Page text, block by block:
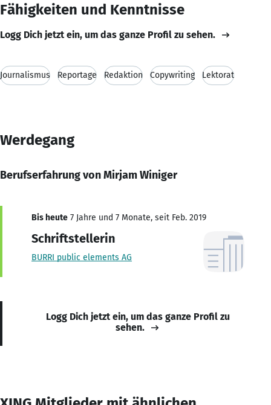
Fähigkeiten und Kenntnisse
Logg Dich jetzt ein, um das ganze Profil zu sehen.
Journalismus Reportage Redaktion Copywriting Lektorat
Werdegang
Berufserfahrung von Mirjam Winiger
Bis heute 7 Jahre und 7 Monate, seit Feb. 2019
Schriftstellerin
BURRI public elements AG
Logg Dich jetzt ein, um das ganze Profil zu
sehen.